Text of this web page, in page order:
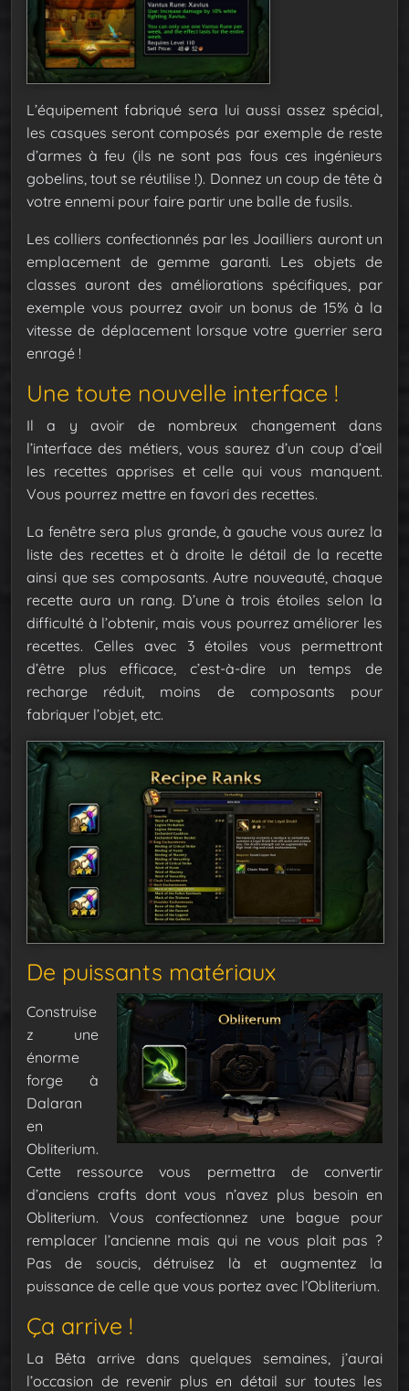
L’équipement fabriqué sera lui aussi assez spécial,
les casques seront composés par exemple de reste
d’armes à feu (ils ne sont pas fous ces ingénieurs
gobelins, tout se réutilise !). Donnez un coup de tête à
votre ennemi pour faire partir une balle de fusils.
Les colliers confectionnés par les Joailliers auront un
emplacement de gemme garanti. Les objets de
classes auront des améliorations spécifiques, par
exemple vous pourrez avoir un bonus de 15% à la
vitesse de déplacement lorsque votre guerrier sera
enragé !
Une toute nouvelle interface !
Il a y avoir de nombreux changement dans
l’interface des métiers, vous saurez d’un coup d’œil
les recettes apprises et celle qui vous manquent.
Vous pourrez mettre en favori des recettes.
La fenêtre sera plus grande, à gauche vous aurez la
liste des recettes et à droite le détail de la recette
ainsi que ses composants. Autre nouveauté, chaque
recette aura un rang. D’une à trois étoiles selon la
difficulté à l’obtenir, mais vous pourrez améliorer les
recettes. Celles avec 3 étoiles vous permettront
d’être plus efficace, c’est-à-dire un temps de
recharge réduit, moins de composants pour
fabriquer l’objet, etc.
De puissants matériaux
Construise
z une
énorme
forge à
Dalaran
en
Obliterium.
Cette ressource vous permettra de convertir
d’anciens crafts dont vous n’avez plus besoin en
Obliterium. Vous confectionnez une bague pour
remplacer l’ancienne mais qui ne vous plait pas ?
Pas de soucis, détruisez là et augmentez la
puissance de celle que vous portez avec l’Obliterium.
Ça arrive !
La Bêta arrive dans quelques semaines, j’aurai
l’occasion de revenir plus en détail sur toutes les